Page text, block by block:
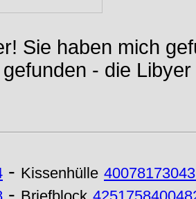
Sie haben mich
- die
- Kissenhülle
-